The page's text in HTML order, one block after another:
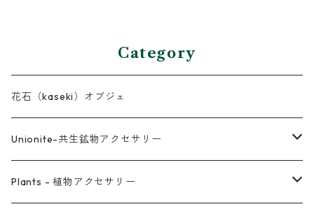
Category
花石（kaseki）オブジェ
Unionite-共生鉱物アクセサリー
ピアス
Plants - 植物アクセサリー